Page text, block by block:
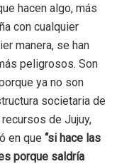
hacen algo, más
con cualquier
manera, se han
peligrosos. Son
ya no son
societaria de
de Jujuy,
en que “si hace las
porque saldría